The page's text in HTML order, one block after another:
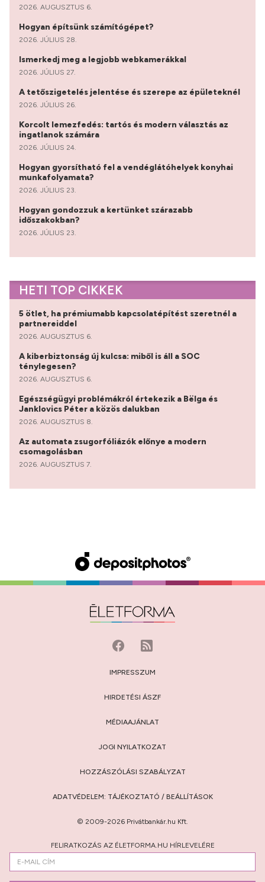
2026. AUGUSZTUS 6.
Hogyan építsünk számítógépet?
2026. JÚLIUS 28.
Ismerkedj meg a legjobb webkamerákkal
2026. JÚLIUS 27.
A tetőszigetelés jelentése és szerepe az épületeknél
2026. JÚLIUS 26.
Korcolt lemezfedés: tartós és modern választás az
ingatlanok számára
2026. JÚLIUS 24.
Hogyan gyorsítható fel a vendéglátóhelyek konyhai
munkafolyamata?
2026. JÚLIUS 23.
Hogyan gondozzuk a kertünket szárazabb
időszakokban?
2026. JÚLIUS 23.
HETI TOP CIKKEK
5 ötlet, ha prémiumabb kapcsolatépítést szeretnél a
partnereiddel
2026. AUGUSZTUS 6.
A kiberbiztonság új kulcsa: miből is áll a SOC
ténylegesen?
2026. AUGUSZTUS 6.
Egészségügyi problémákról értekezik a Bëlga és
Janklovics Péter a közös dalukban
2026. AUGUSZTUS 8.
Az automata zsugorfóliázók előnye a modern
csomagolásban
2026. AUGUSZTUS 7.
IMPRESSZUM
HIRDETÉSI ÁSZF
MÉDIAAJÁNLAT
JOGI NYILATKOZAT
HOZZÁSZÓLÁSI SZABÁLYZAT
ADATVÉDELEM: TÁJÉKOZTATÓ / BEÁLLÍTÁSOK
© 2009-2026 Privátbankár.hu Kft.
FELIRATKOZÁS AZ ÉLETFORMA.HU HÍRLEVELÉRE